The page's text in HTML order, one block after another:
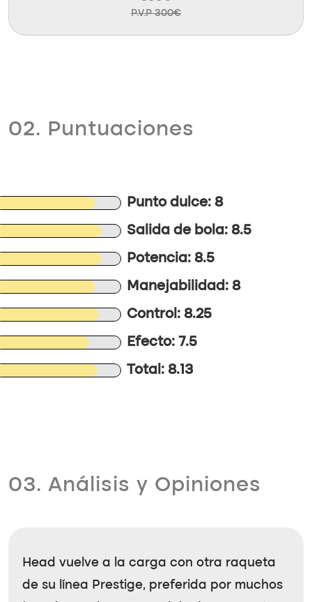
P.V.P 300€
02. Puntuaciones
Punto dulce: 8
Salida de bola: 8.5
Potencia: 8.5
Manejabilidad: 8
Control: 8.25
Efecto: 7.5
Total: 8.13
03. Análisis y Opiniones
Head vuelve a la carga con otra raqueta
de su línea Prestige, preferida por muchos